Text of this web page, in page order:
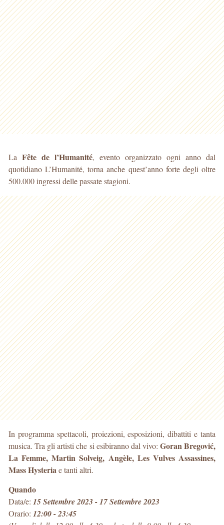
La Fête de l’Humanité, evento organizzato ogni anno dal
quotidiano L’Humanité, torna anche quest’anno forte degli oltre
500.000 ingressi delle passate stagioni.
In programma spettacoli, proiezioni, esposizioni, dibattiti e tanta
musica. Tra gli artisti che si esibiranno dal vivo: Goran Bregović,
La Femme, Martin Solveig, Angèle, Les Vulves Assassines,
Mass Hysteria e tanti altri.
Quando
Data/e: 15 Settembre 2023 - 17 Settembre 2023
Orario: 12:00 - 23:45